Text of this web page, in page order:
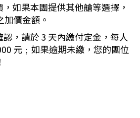
如果本團提供其他艙等選擇，
價金額。
，請於 3 天內繳付定金，每人
元﹔如果逾期未繳，您的團位